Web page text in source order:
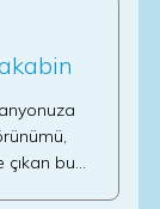
çıkan bu…